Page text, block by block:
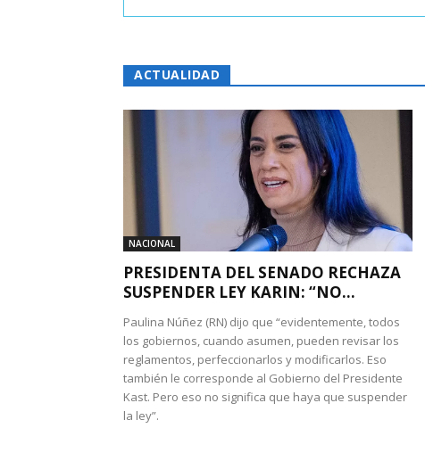
ACTUALIDAD
NACIONAL
PRESIDENTA DEL SENADO RECHAZA
SUSPENDER LEY KARIN: “NO...
Paulina Núñez (RN) dijo que “evidentemente, todos
los gobiernos, cuando asumen, pueden revisar los
reglamentos, perfeccionarlos y modificarlos. Eso
también le corresponde al Gobierno del Presidente
Kast. Pero eso no significa que haya que suspender
la ley”.